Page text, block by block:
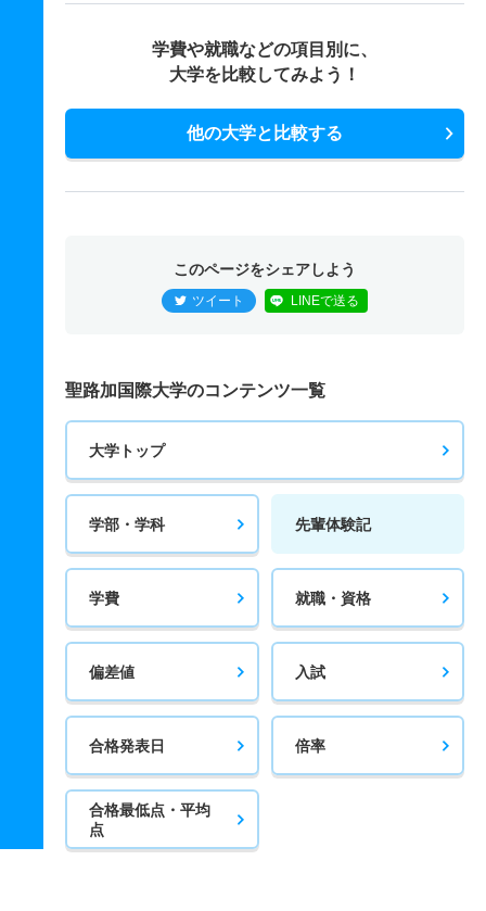
学費や就職などの項目別に、
大学を比較してみよう！
他の大学と比較する
このページをシェアしよう
ツイート LINEで送る
聖路加国際大学のコンテンツ一覧
大学トップ
学部・学科 先輩体験記
学費 就職・資格
偏差値 入試
合格発表日 倍率
合格最低点・平均
点